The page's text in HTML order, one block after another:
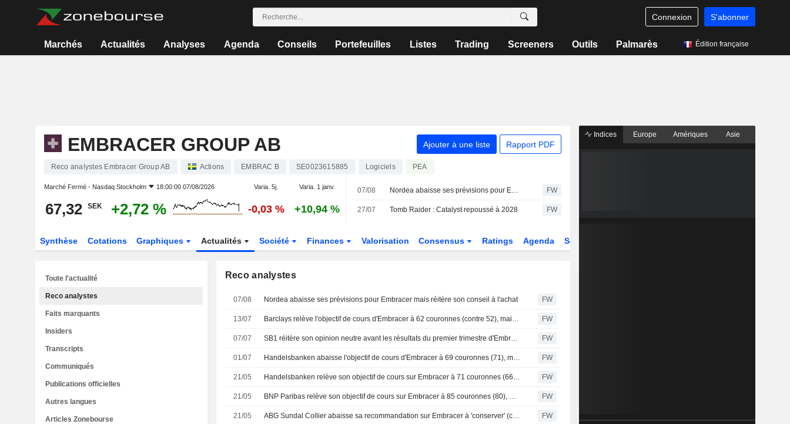
Connexion S'abonner
Marchés Actualités Analyses Agenda Conseils Portefeuilles Listes Trading Screeners Outils Palmarès Édition française
EMBRACER GROUP AB Ajouter à une liste Rapport PDF
Reco analystes Embracer Group AB Actions EMBRAC B SE0023615885 Logiciels PEA
Marché Fermé - Nasdaq Stockholm 18:00:00 07/08/2026 Varia. 5j. Varia. 1 janv.
67,32 SEK +2,72 % -0,03 % +10,94 %
07/08 Nordea abaisse ses prévisions pour Embracer mais réitère son conseil à l'achat FW
27/07 Tomb Raider : Catalyst repoussé à 2028 FW
Synthèse Cotations Graphiques Actualités Société Finances Valorisation Consensus Ratings Agenda Secteur
Reco analystes
07/08 Nordea abaisse ses prévisions pour Embracer mais réitère son conseil à l'achat FW
13/07 Barclays relève l'objectif de cours d'Embracer à 62 couronnes (contre 52), maintient sa recommandation à "Pondération en ligne" FW
07/07 SB1 réitère son opinion neutre avant les résultats du premier trimestre d'Embracer FW
01/07 Handelsbanken abaisse l'objectif de cours d'Embracer à 69 couronnes (71), maintient sa recommandation à "conserver" - BN FW
21/05 Handelsbanken relève son objectif de cours sur Embracer à 71 couronnes (66), maintient son opinion à 'conserver' - BN FW
21/05 BNP Paribas relève son objectif de cours sur Embracer à 85 couronnes (80), maintient son opinion à 'surperformance' - BN FW
21/05 ABG Sundal Collier abaisse sa recommandation sur Embracer à 'conserver' (contre 'achat'), objectif de cours fixé à 72 couronnes (75) FW
Toute l'actualité
Reco analystes
Faits marquants
Insiders
Transcripts
Communiqués
Publications officielles
Autres langues
Articles Zonebourse
Indices Europe Amériques Asie